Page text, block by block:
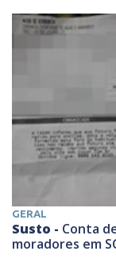
GERAL
Susto - Conta
moradores em